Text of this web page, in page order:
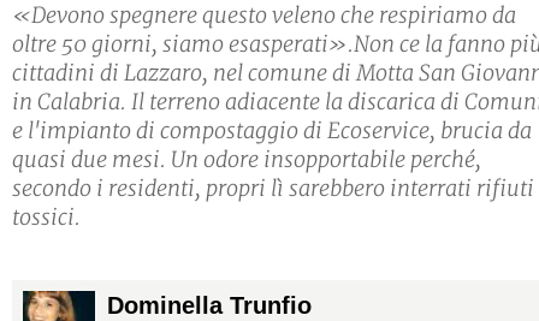
«Devono spegnere questo veleno che respiriamo da
oltre 50 giorni, siamo esasperati».Non ce la fanno
cittadini di Lazzaro, nel comune di Motta San
in Calabria. Il terreno adiacente la discarica di
e l'impianto di compostaggio di Ecoservice, brucia da
quasi due mesi. Un odore insopportabile perché,
secondo i residenti, propri lì sarebbero interrati rifiuti
tossici.
Dominella Trunfio